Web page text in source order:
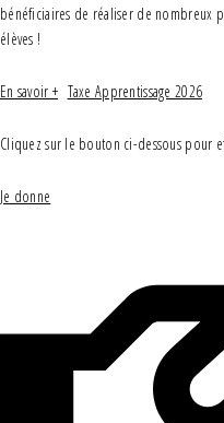
bénéficiaires de réaliser de nombreux
élèves !
En savoir + Taxe Apprentissage 2026
Cliquez sur le bouton ci-dessous pour
Je donne